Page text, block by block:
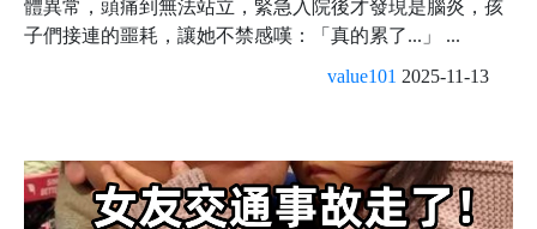
體異常，頭痛到無法站立，緊急入院後才發現是腦炎，孩
子們接連的噩耗，讓她不禁感嘆：「真的累了...」 ...
value101 2025-11-13